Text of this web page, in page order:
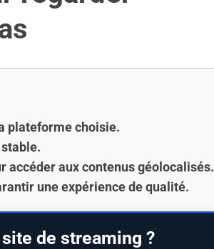
plateforme choisie.
accéder aux contenus géolocalisés.
une expérience de qualité.
de streaming ?